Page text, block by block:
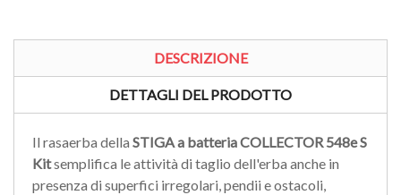
DESCRIZIONE
DETTAGLI DEL PRODOTTO
Il rasaerba della STIGA a batteria COLLECTOR 548e S
Kitsemplifica le attività di taglio dell'erba anche in
presenza di superfici irregolari, pendii e ostacoli,